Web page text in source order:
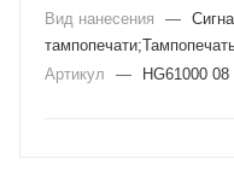
Вид нанесения
—
Артикул
— HG61000 08